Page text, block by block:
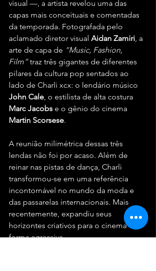
visual —, a artista revelou uma das
capas mais conceituais e comentadas
da temporada. Fotografada pelo
aclamado diretor visual Aidan Zamiri, a
arte de capa de “Music, Fashion,
Film” traz três gigantes de diferentes
pilares da cultura pop sentados ao
lado de Charli xcx: o lendário músico
John Cale, o estilista de alta costura
Marc Jacobs e o gênio do cinema
Martin Scorsese.
A reunião milimétrica dessas três
lendas não foi por acaso. Além de
reinar nas pistas de dança, Charli
transformou-se em uma referência
incontornável no mundo da moda e
das passarelas internacionais. Mais
recentemente, expandiu seus
horizontes criativos para o cinema de
forma agressiva.